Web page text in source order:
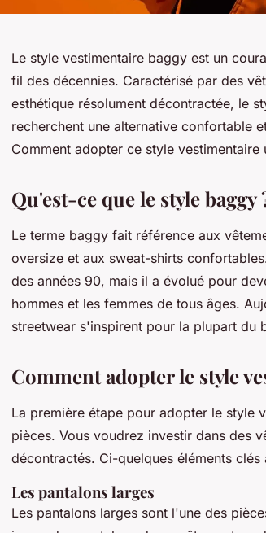
Le style vestimentaire baggy est un
fil des décennies. Caractérisé par des
esthétique résolument décontractée, le
recherchent une alternative confortable
Comment adopter ce style vestimentaire
Qu'est-ce que le style baggy
Le terme baggy fait référence aux
oversize et aux sweat-shirts
des années 90, mais il a évolué pour
hommes et les femmes de tous âges.
streetwear s'inspirent pour la plupart du
Comment adopter le style
La première étape pour adopter le style
pièces. Vous voudrez investir dans des
décontractés. Ci-quelques éléments clés
Les pantalons larges
Les pantalons larges sont l'une des